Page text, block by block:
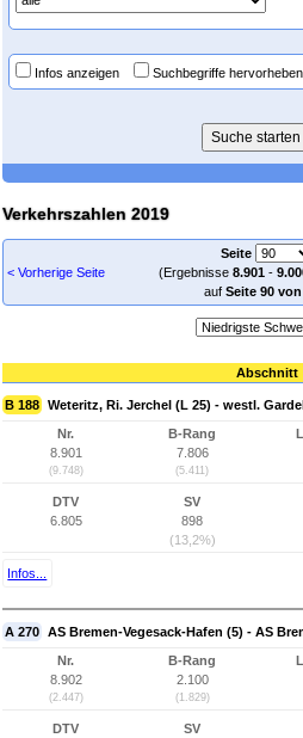
Infos anzeigen Suchbegriffe hervorheben
Verkehrszahlen 2019
< Vorherige Seite
Seite
(Ergebnisse 8.901-
auf Seite 90 von
Abschnitt
B 188 Weteritz, Ri. Jerchel (L 25) - westl.
Nr.
8.901
(9.748)
B-Rang
7.806
(5.411)
DTV
6.805
SV
898
(13,2%)
Infos...
A 270 AS Bremen-Vegesack-Hafen (5) - AS
Nr.
8.902
(2.447)
B-Rang
2.100
(1.829)
DTV
SV